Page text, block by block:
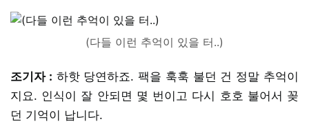
(다들 이런 추억이 있을 터..)
조기자 : 하핫 당연하죠. 팩을 훅훅 불던 건 정말 추억이
지요. 인식이 잘 안되면 몇 번이고 다시 호호 불어서 꽂
던 기억이 납니다.